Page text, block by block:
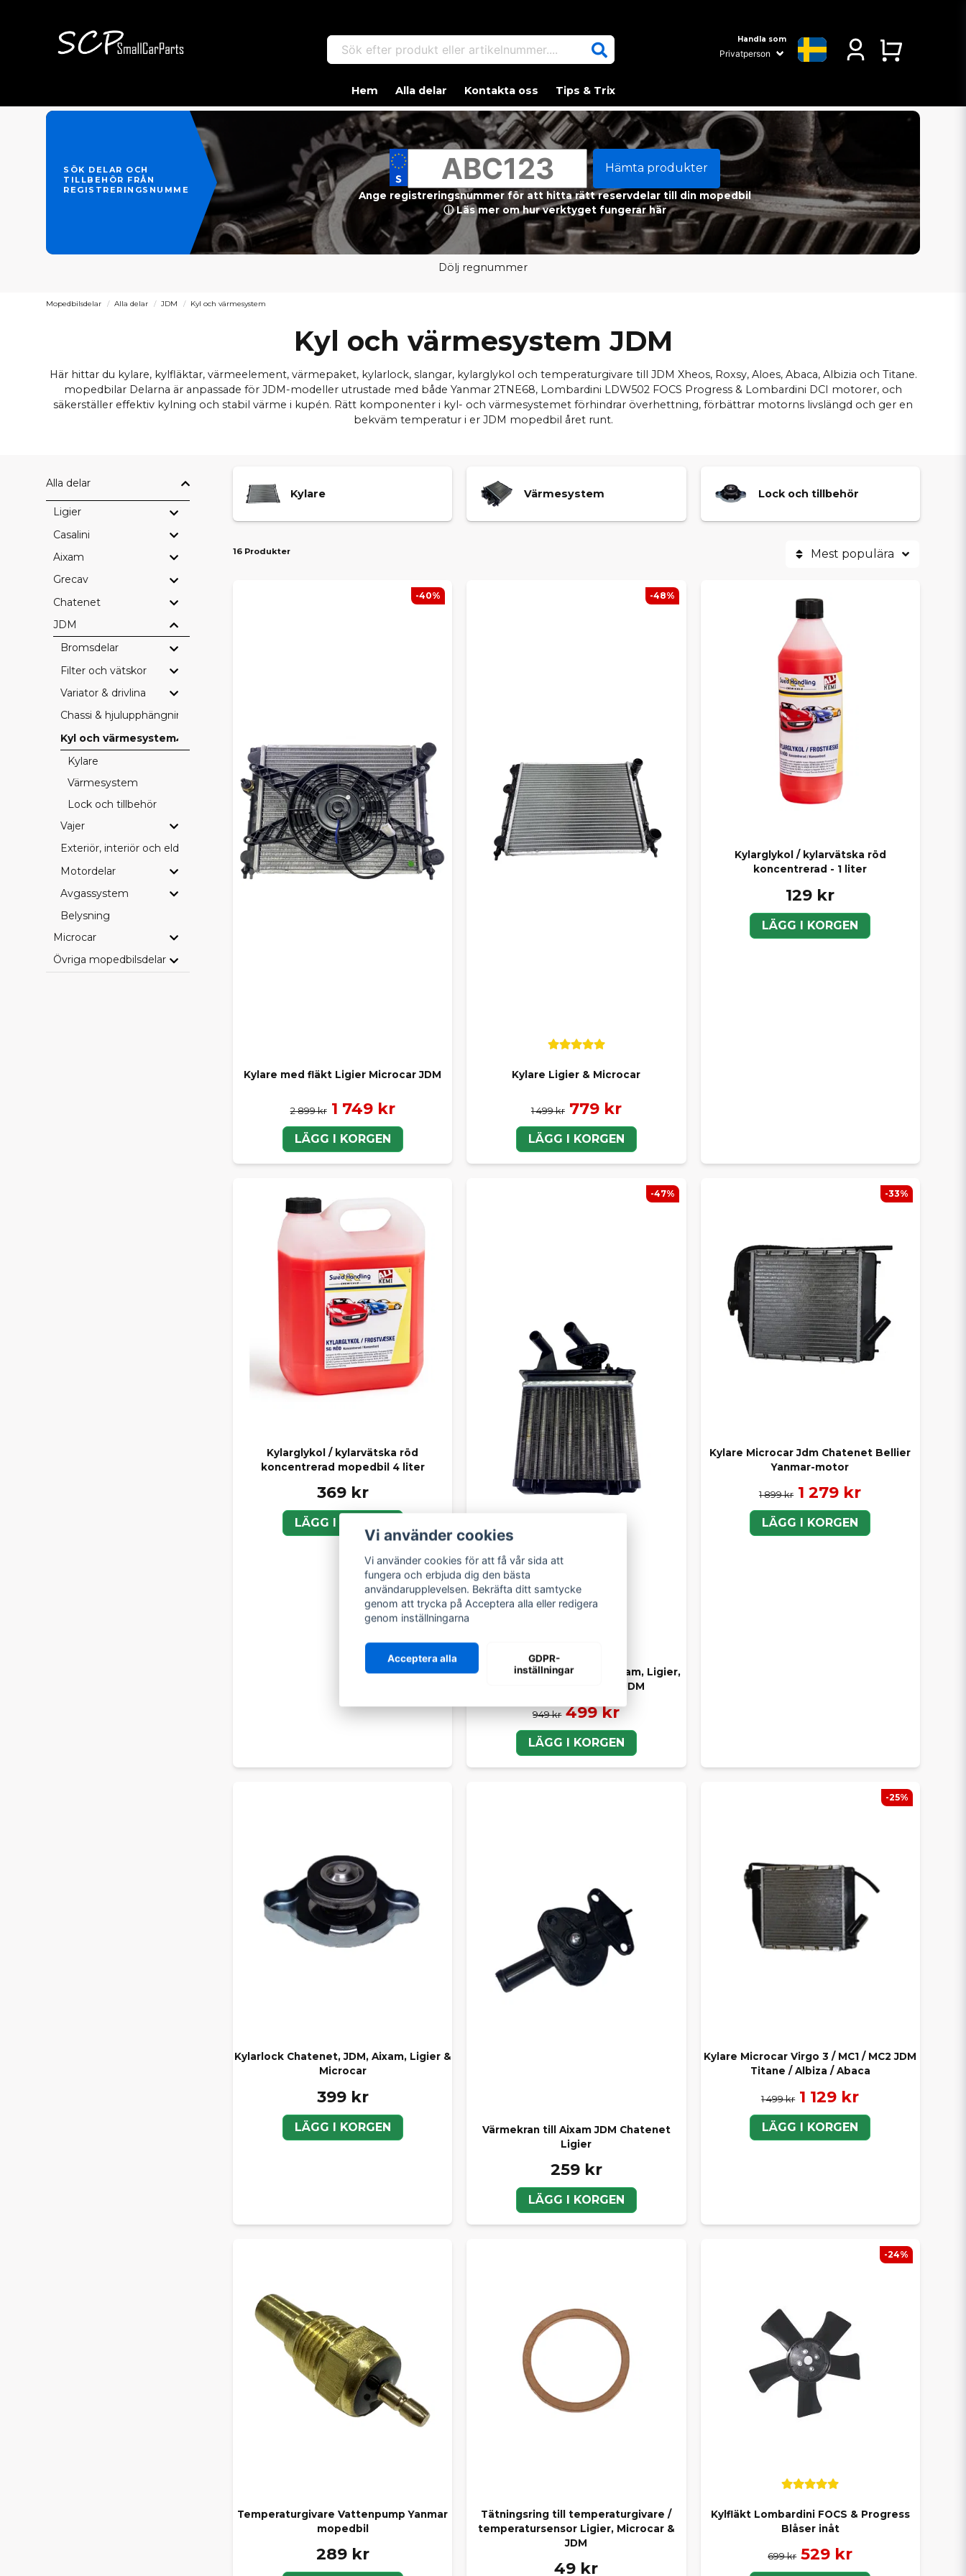
Sök efter produkt eller artikelnummer.... Handla som
Hem Alla delar Kontakta oss Tips & Trix
SÖK DELAR OCH
TILLBEHÖR FRÅN
REGISTRERINGSNUMMER
Hämta produkter
Ange registreringsnummer för att hitta rätt reservdelar till din mopedbil
ⓘ Läs mer om hur verktyget fungerar här
Dölj regnummer
Mopedbilsdelar Alla delar JDM Kyl och värmesystem
Kyl och värmesystem JDM
Här hittar du kylare, kylfläktar, värmeelement, värmepaket, kylarlock, slangar, kylarglykol och temperaturgivare till JDM Xheos, Roxsy, Aloes, Abaca, Albizia och Titane.
mopedbilar Delarna är anpassade för JDM-modeller utrustade med både Yanmar 2TNE68, Lombardini LDW502 FOCS Progress & Lombardini DCI motorer, och
säkerställer effektiv kylning och stabil värme i kupén. Rätt komponenter i kyl- och värmesystemet förhindrar överhettning, förbättrar motorns livslängd och ger en
bekväm temperatur i er JDM mopedbil året runt.
Alla delar
Ligier
Casalini
Aixam
Grecav
Chatenet
JDM
Bromsdelar
Filter och vätskor
Variator & drivlina
Chassi & hjulupphängning
Kyl och värmesystem
Kylare
Värmesystem
Lock och tillbehör
Vajer
Exteriör, interiör och eldetaljer
Motordelar
Avgassystem
Belysning
Microcar
Övriga mopedbilsdelar
Kylare Värmesystem Lock och tillbehör
16 Produkter Mest populära
Kylare med fläkt Ligier Microcar JDM
2 899 kr 1 749 kr
LÄGG I KORGEN
-40%
Kylare Ligier & Microcar
1 499 kr 779 kr
LÄGG I KORGEN
-48%
Kylarglykol / kylarvätska röd
koncentrerad - 1 liter
129 kr
LÄGG I KORGEN
Kylarglykol / kylarvätska röd
koncentrerad mopedbil 4 liter
369 kr
LÄGG I KORGEN
Värmeelement till kupén Aixam, Ligier,
Microcar Chatenet & JDM
949 kr 499 kr
LÄGG I KORGEN
-47%
Kylare Microcar Jdm Chatenet Bellier
Yanmar-motor
1 899 kr 1 279 kr
LÄGG I KORGEN
-33%
Kylarlock Chatenet, JDM, Aixam, Ligier &
Microcar
399 kr
LÄGG I KORGEN
Värmekran till Aixam JDM Chatenet
Ligier
259 kr
LÄGG I KORGEN
Kylare Microcar Virgo 3 / MC1 / MC2 JDM
Titane / Albiza / Abaca
1 499 kr 1 129 kr
LÄGG I KORGEN
-25%
Temperaturgivare Vattenpump Yanmar
mopedbil
289 kr
Tätningsring till temperaturgivare /
temperatursensor Ligier, Microcar &
JDM
49 kr
Kylfläkt Lombardini FOCS & Progress
Blåser inåt
699 kr 529 kr
-24%
Vi använder cookies
Vi använder cookies för att få vår sida att
fungera och erbjuda dig den bästa
användarupplevelsen. Bekräfta ditt samtycke
genom att trycka på Acceptera alla eller redigera
genom inställningarna
Acceptera alla
GDPR-
inställningar